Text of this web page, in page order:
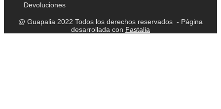
Devoluciones
@ Guapalia 2022 Todos los derechos reservados - Página
desarrollada con Fastalia